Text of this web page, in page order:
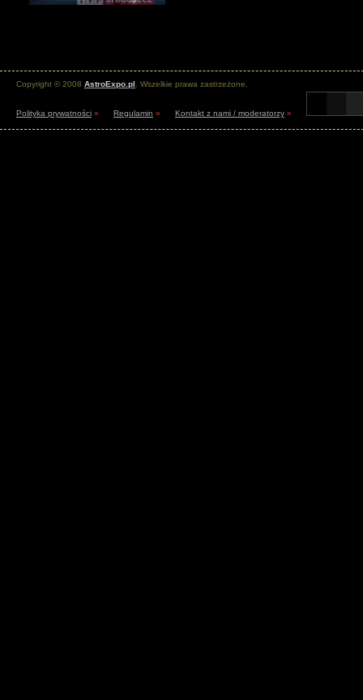
Copyright © 2008 AstroExpo.pl . Wszelkie prawa zastrzeżone.
Polityka prywatności » Regulamin » Kontakt z nami / moderatorzy »